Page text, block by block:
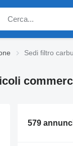
Sedi filtro
579